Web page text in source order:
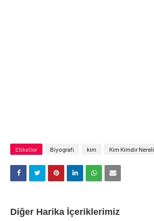
Etiketler Biyografi kim Kim Kimdir Nereli
Diğer Harika İçeriklerimiz